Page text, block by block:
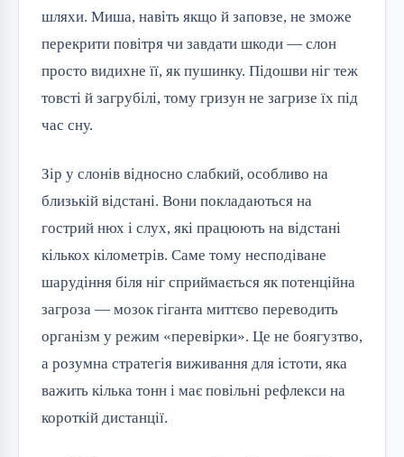
шляхи. Миша, навіть якщо й заповзе, не зможе
перекрити повітря чи завдати шкоди — слон
просто видихне її, як пушинку. Підошви ніг теж
товсті й загрубілі, тому гризун не загризе їх під
час сну.
Зір у слонів відносно слабкий, особливо на
близькій відстані. Вони покладаються на
гострий нюх і слух, які працюють на відстані
кількох кілометрів. Саме тому несподіване
шарудіння біля ніг сприймається як потенційна
загроза — мозок гіганта миттєво переводить
організм у режим «перевірки». Це не боягузтво,
а розумна стратегія виживання для істоти, яка
важить кілька тонн і має повільні рефлекси на
короткій дистанції.